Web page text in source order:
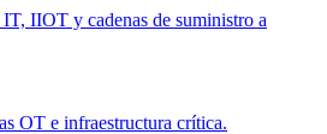
IIOT y cadenas de suministro a
OT e infraestructura crítica.